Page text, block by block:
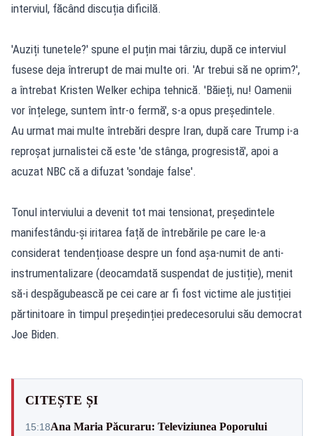
interviul, făcând discuția dificilă.
'Auziți tunetele?' spune el puțin mai târziu, după ce interviul
fusese deja întrerupt de mai multe ori. 'Ar trebui să ne oprim?',
a întrebat Kristen Welker echipa tehnică. 'Băieți, nu! Oamenii
vor înțelege, suntem într-o fermă', s-a opus președintele.
Au urmat mai multe întrebări despre Iran, după care Trump i-a
reproșat jurnalistei că este 'de stânga, progresistă', apoi a
acuzat NBC că a difuzat 'sondaje false'.
Tonul interviului a devenit tot mai tensionat, președintele
manifestându-și iritarea față de întrebările pe care le-a
considerat tendențioase despre un fond așa-numit de anti-
instrumentalizare (deocamdată suspendat de justiție), menit
să-i despăgubească pe cei care ar fi fost victime ale justiției
părtinitoare în timpul președinției predecesorului său democrat
Joe Biden.
CITEȘTE ȘI
15:18Ana Maria Păcuraru: Televiziunea Poporului